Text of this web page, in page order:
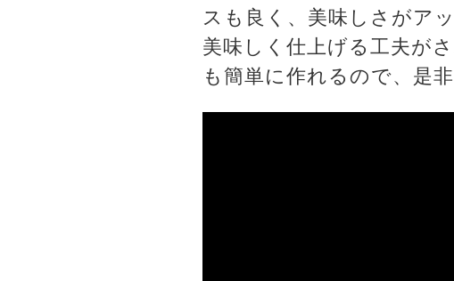
スも良く、美味しさがア
美味しく仕上げる工夫が
も簡単に作れるので、是